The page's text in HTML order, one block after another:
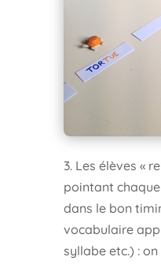
3. Les élèves «
pointant
dans le bon
vocabulaire
syllabe etc.) :